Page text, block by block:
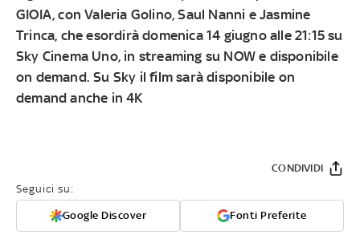
GIOIA, con Valeria Golino, Saul Nanni e Jasmine
Trinca, che esordirà domenica 14 giugno alle 21:15 su
Sky Cinema Uno, in streaming su NOW e disponibile
on demand. Su Sky il film sarà disponibile on
demand anche in 4K
Seguici su:
Google Discover Fonti Preferite
CONDIVIDI